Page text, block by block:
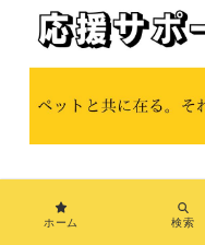
© 2021おでかけわんこ部
ホーム 検索